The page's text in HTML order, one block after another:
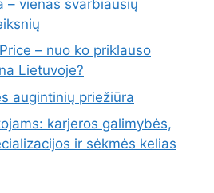
– vienas svarbiausių
– nuo ko priklauso
Lietuvoje?
augintinių priežiūra
karjeros galimybės,
ir sėkmės kelias